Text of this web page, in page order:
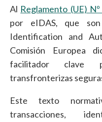
Al Reglamento (UE)
por eIDAS, que
Identification and
Comisión Europea
facilitador clave
transfronterizas
Este texto
transacciones,